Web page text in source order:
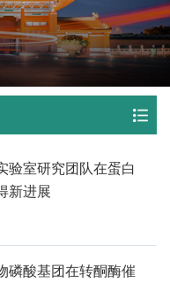
验室研究团队在蛋白
新进展
磷酸基团在转酮酶催